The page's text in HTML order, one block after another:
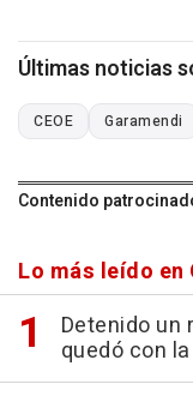
Últimas noticias
CEOE Garamendi
Contenido
Lo más leído en
Detenido un
quedó con